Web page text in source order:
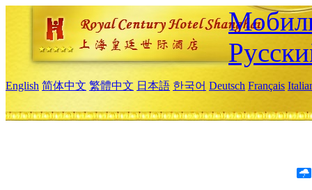
English 简体中文 繁體中文 日本語 한국어 Deutsch Français